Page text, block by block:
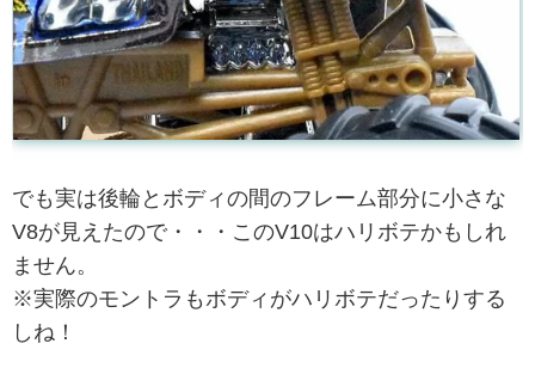
でも実は後輪とボディの間のフレーム部分に小さな
V8が見えたので・・・このV10はハリボテかもしれ
ません。
※実際のモントラもボディがハリボテだったりする
しね！